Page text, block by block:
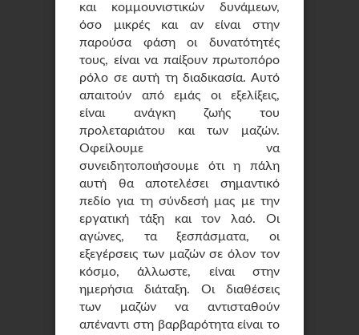
και κομμουνιστικών δυνάμεων,
όσο μικρές και αν είναι στην
παρούσα φάση οι δυνατότητές
τους, είναι να παίξουν πρωτοπόρο
ρόλο σε αυτή τη διαδικασία. Αυτό
απαιτούν από εμάς οι εξελίξεις,
είναι ανάγκη ζωής του
προλεταριάτου και των μαζών.
Οφείλουμε να
συνειδητοποιήσουμε ότι η πάλη
αυτή θα αποτελέσει σημαντικό
πεδίο για τη σύνδεσή μας με την
εργατική τάξη και τον λαό. Οι
αγώνες, τα ξεσπάσματα, οι
εξεγέρσεις των μαζών σε όλον τον
κόσμο, άλλωστε, είναι στην
ημερήσια διάταξη. Οι διαθέσεις
των μαζών να αντισταθούν
απέναντι στη βαρβαρότητα είναι το